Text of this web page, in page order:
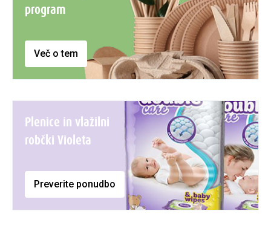
program
Več o tem
Plenice in vlažilni
robčki Violeta
Preverite ponudbo